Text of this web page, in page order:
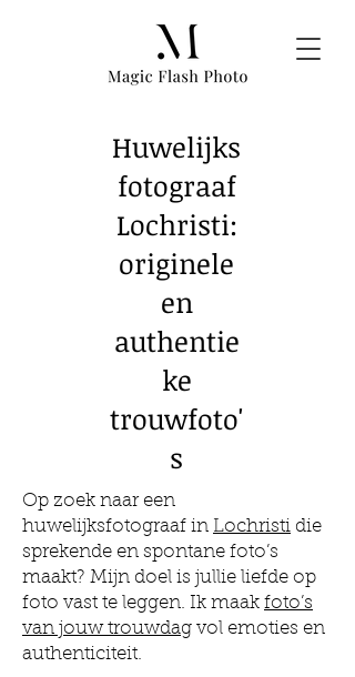
Huwelijks
fotograaf
Lochristi:
originele
en
authentie
ke
trouwfoto'
s
Op zoek naar een
huwelijksfotograaf in Lochristi die
sprekende en spontane foto’s
maakt? Mijn doel is jullie liefde op
foto vast te leggen. Ik maak foto’s
van jouw trouwdag vol emoties en
authenticiteit.